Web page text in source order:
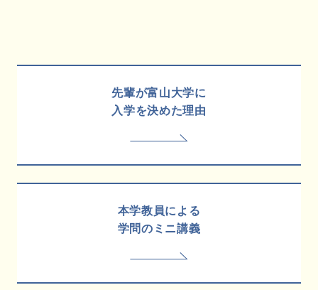
先輩が富山大学に
入学を決めた理由
本学教員による
学問のミニ講義